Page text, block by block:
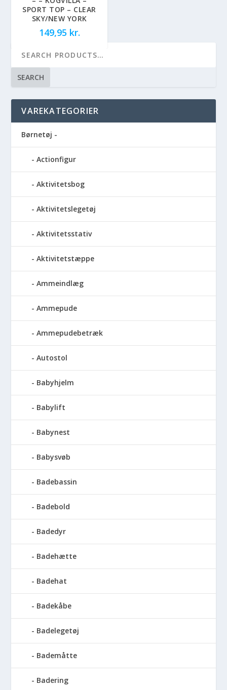
SPORT TOP – CLEAR
SKY/NEW YORK
149,95 kr.
SEARCH
VAREKATEGORIER
Børnetøj -
Actionfigur
Aktivitetsbog
Aktivitetslegetøj
Aktivitetsstativ
Aktivitetstæppe
Ammeindlæg
Ammepude
Ammepudebetræk
Autostol
Babyhjelm
Babylift
Babynest
Babysvøb
Badebassin
Badebold
Badedyr
Badehætte
Badehat
Badekåbe
Badelegetøj
Bademåtte
Badering